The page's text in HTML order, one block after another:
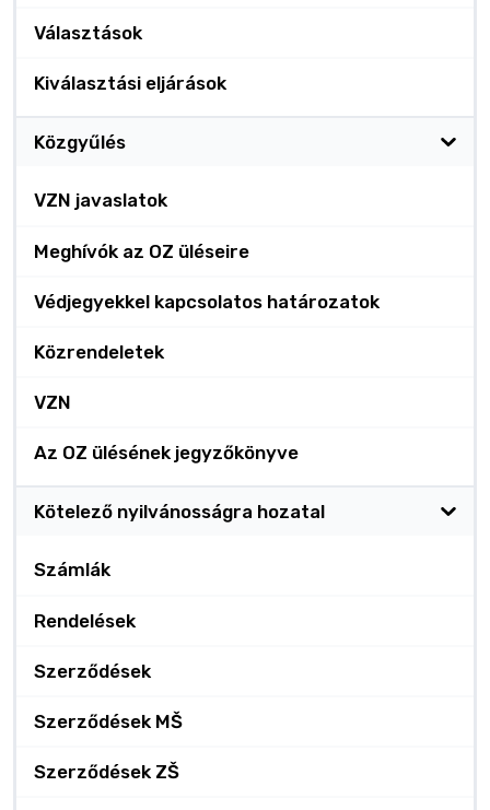
Választások
Kiválasztási eljárások
Közgyűlés
VZN javaslatok
Meghívók az OZ üléseire
Védjegyekkel kapcsolatos határozatok
Közrendeletek
VZN
Az OZ ülésének jegyzőkönyve
Kötelező nyilvánosságra hozatal
Számlák
Rendelések
Szerződések
Szerződések MŠ
Szerződések ZŠ